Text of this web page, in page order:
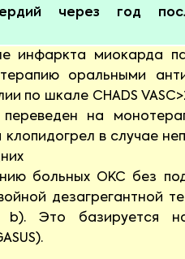
через год
инфаркта миокарда
оральными
по шкале CHADS
на
клопидогрел в случае
больных ОКС без
дезагрегантной
Это базируется на